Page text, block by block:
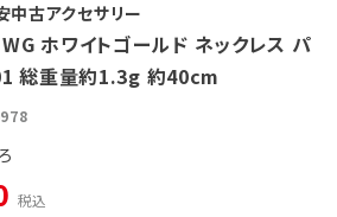
中古アクセサリー
ホワイトゴールド ネックレス パ
総重量約1.3g 約40cm
税込